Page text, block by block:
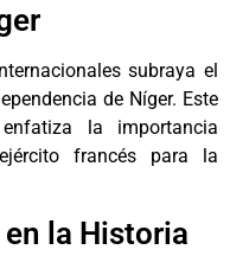
subraya el
de Níger. Este
la importancia
francés para la
en la Historia